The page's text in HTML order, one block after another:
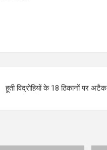
हूती विद्रोहियों के 18 ठिकानों पर अटैक